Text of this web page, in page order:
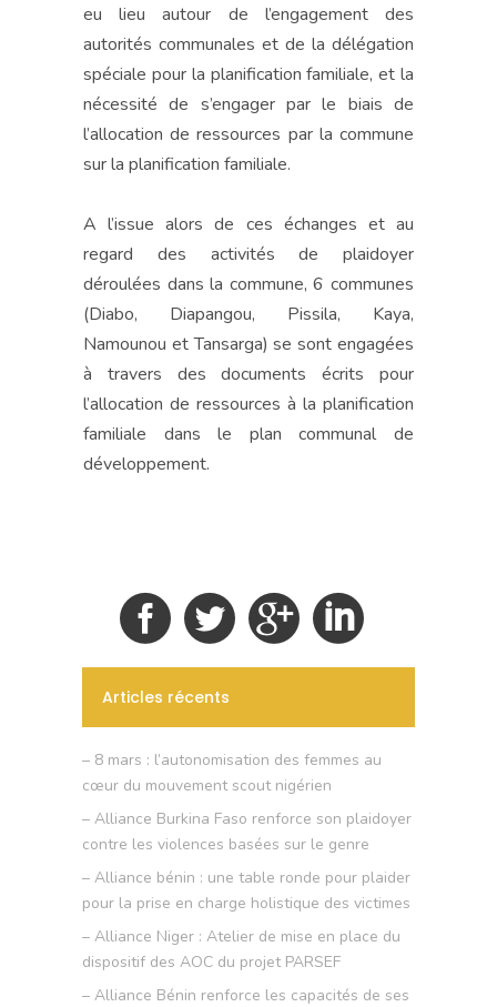
eu lieu autour de l’engagement des
autorités communales et de la délégation
spéciale pour la planification familiale, et la
nécessité de s’engager par le biais de
l’allocation de ressources par la commune
sur la planification familiale.
A l’issue alors de ces échanges et au
regard des activités de plaidoyer
déroulées dans la commune, 6 communes
(Diabo, Diapangou, Pissila, Kaya,
Namounou et Tansarga) se sont engagées
à travers des documents écrits pour
l’allocation de ressources à la planification
familiale dans le plan communal de
développement.
Articles récents
– 8 mars : l’autonomisation des femmes au
cœur du mouvement scout nigérien
– Alliance Burkina Faso renforce son plaidoyer
contre les violences basées sur le genre
– Alliance bénin : une table ronde pour plaider
pour la prise en charge holistique des victimes
– Alliance Niger : Atelier de mise en place du
dispositif des AOC du projet PARSEF
– Alliance Bénin renforce les capacités de ses